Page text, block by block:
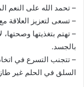
– تحمد الله على النعم
– تسعى لتعزيز العلاقة مع
– تهتم بتغذيتها
بالجسد.
– تتجنب التسرع في
السلق في الحلم غير